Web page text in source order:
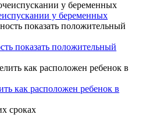
у беременных
показать положительный
как расположен ребенок в